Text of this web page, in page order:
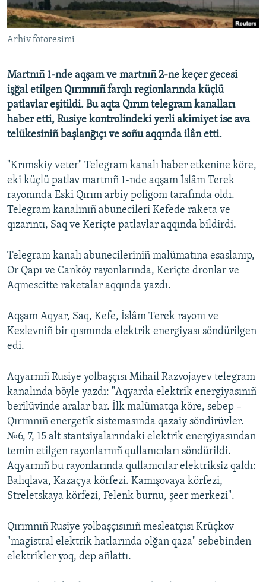
QOŞULIÑIZ!
RFE/RS bütün saytları
Arhiv fotoresimi
Martnıñ 1-nde aqşam ve martnıñ 2-ne keçer gecesi
işğal etilgen Qırımnıñ farqlı regionlarında küçlü
patlavlar eşitildi. Bu aqta Qırım telegram kanalları
haber etti, Rusiye kontrolindeki yerli akimiyet ise ava
telükesiniñ başlanğıçı ve soñu aqqında ilân etti.
"Krımskiy veter" Telegram kanalı haber etkenine köre,
eki küçlü patlav martnıñ 1-nde aqşam İslâm Terek
rayonında Eski Qırım arbiy poligonı tarafında oldı.
Telegram kanalınıñ abunecileri Kefede raketa ve
qızarıntı, Saq ve Keriçte patlavlar aqqında bildirdi.
Telegram kanalı abunecileriniñ malümatına esaslanıp,
Or Qapı ve Canköy rayonlarında, Keriçte dronlar ve
Aqmescitte raketalar aqqında yazdı.
Aqşam Aqyar, Saq, Kefe, İslâm Terek rayonı ve
Kezlevniñ bir qısmında elektrik energiyası söndürilgen
edi.
Aqyarnıñ Rusiye yolbaşçısı Mihail Razvojayev telegram
kanalında böyle yazdı: "Aqyarda elektrik energiyasınıñ
berilüvinde aralar bar. İlk malümatqa köre, sebep –
Qırımnıñ energetik sistemasında qazaiy söndirüvler.
№6, 7, 15 alt stantsiyalarındaki elektrik energiyasından
temin etilgen rayonlarnıñ qullanıcıları söndürildi.
Aqyarnıñ bu rayonlarında qullanıcılar elektriksiz qaldı:
Balıqlava, Kazaçya körfezi. Kamışovaya körfezi,
Streletskaya körfezi, Felenk burnu, şeer merkezi".
Qırımnıñ Rusiye yolbaşçısınıñ mesleatçısı Krüçkov
"magistral elektrik hatlarında olğan qaza" sebebinden
elektrikler yoq, dep añlattı.